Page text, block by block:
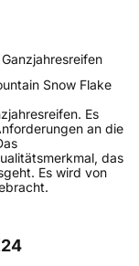
Snow Flake
Es
an die
das
Es wird von